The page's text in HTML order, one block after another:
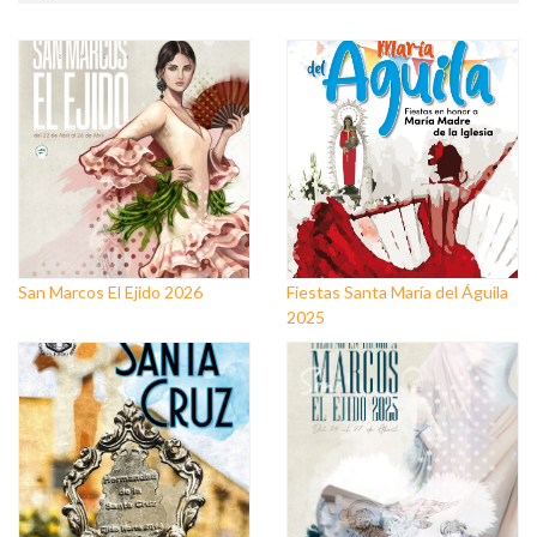
San Marcos El Ejido 2026
Fiestas Santa María del Águila
2025